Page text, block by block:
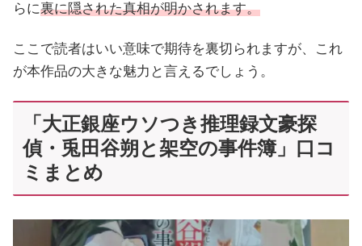
らに裏に隠された真相が明かされます。
ここで読者はいい意味で期待を裏切られますが、これ
が本作品の大きな魅力と言えるでしょう。
「大正銀座ウソつき推理録文豪探
偵・兎田谷朔と架空の事件簿」口コ
ミまとめ